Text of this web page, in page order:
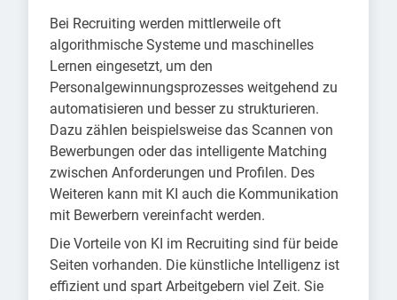
Bei Recruiting werden mittlerweile oft
algorithmische Systeme und maschinelles
Lernen eingesetzt, um den
Personalgewinnungsprozesses weitgehend zu
automatisieren und besser zu strukturieren.
Dazu zählen beispielsweise das Scannen von
Bewerbungen oder das intelligente Matching
zwischen Anforderungen und Profilen. Des
Weiteren kann mit KI auch die Kommunikation
mit Bewerbern vereinfacht werden.
Die Vorteile von KI im Recruiting sind für beide
Seiten vorhanden. Die künstliche Intelligenz ist
effizient und spart Arbeitgebern viel Zeit. Sie